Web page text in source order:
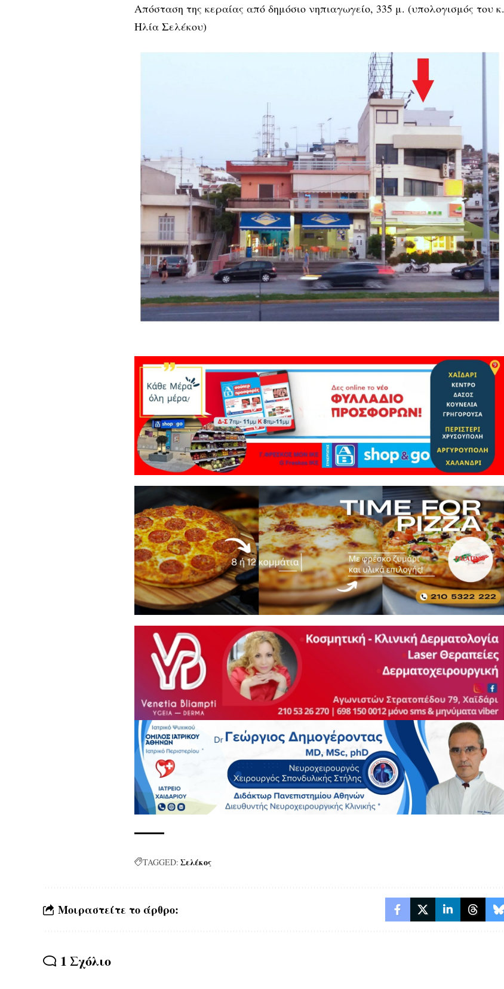
Απόσταση της κεραίας από δημόσιο νηπιαγωγείο, 335 μ. (υπολογισμός του κ.
Ηλία Σελέκου)
TAGGED: Σελέκος
Μοιραστείτε το άρθρο:
1 Σχόλιο